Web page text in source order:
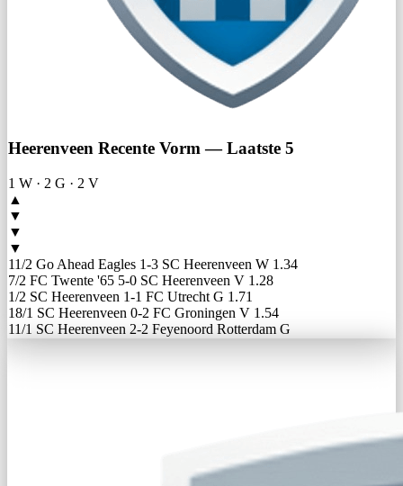
Heerenveen Recente Vorm — Laatste 5
1 W · 2 G · 2 V
▲
▼
▼
▼
11/2 Go Ahead Eagles 1-3 SC Heerenveen W 1.34
7/2 FC Twente '65 5-0 SC Heerenveen V 1.28
1/2 SC Heerenveen 1-1 FC Utrecht G 1.71
18/1 SC Heerenveen 0-2 FC Groningen V 1.54
11/1 SC Heerenveen 2-2 Feyenoord Rotterdam G